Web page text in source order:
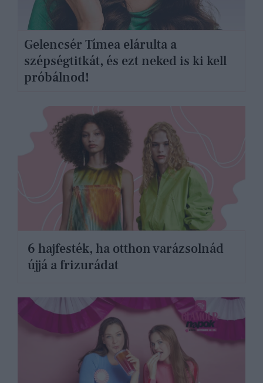
Gelencsér Tímea elárulta a
szépségtitkát, és ezt neked is ki kell
próbálnod!
6 hajfesték, ha otthon varázsolnád
újjá a frizurádat